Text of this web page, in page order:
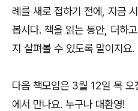
례를 새로 접하기 전에, 지금
봅시다. 책을 읽는 동안, 더하
지 살펴볼 수 있도록 말이지요.
다음 책모임은 3월 12일 목
에서 만나요. 누구나 대환영!